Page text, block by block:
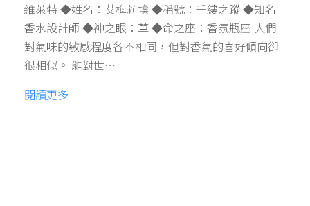
維萊特 ◆姓名：艾梅莉埃 ◆稱號：千縷之蹤 ◆知名
香水設計師 ◆神之眼：草 ◆命之座：香氛瓶座 人們
對氣味的敏感程度各不相同，但對香氣的喜好傾向卻
很相似。 能對世…
閱讀更多